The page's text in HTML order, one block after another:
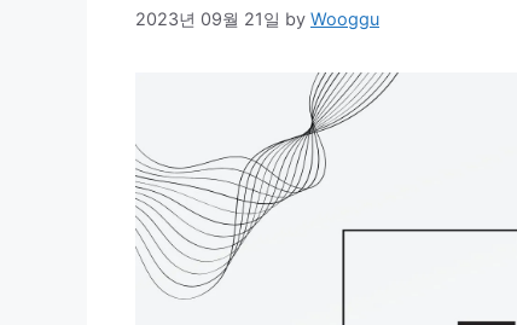
2023년 09월 21일 by Wooggu